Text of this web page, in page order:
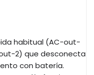
habitual (AC-out-
2) que desconecta
con batería.